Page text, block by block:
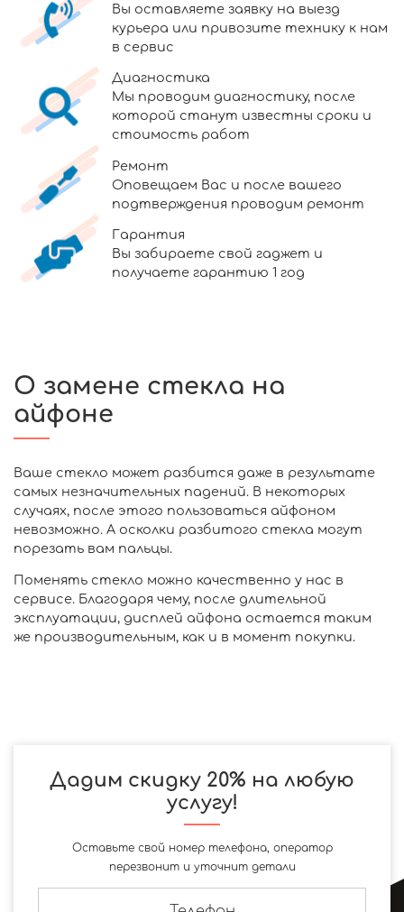
Вы оставляете заявку на выезд
курьера или привозите технику к нам
в сервис
Диагностика
Мы проводим диагностику, после
которой станут известны сроки и
стоимость работ
Ремонт
Оповещаем Вас и после вашего
подтверждения проводим ремонт
Гарантия
Вы забираете свой гаджет и
получаете гарантию 1 год
О замене стекла на
айфоне
Ваше стекло может разбится даже в результате
самых незначительных падений. В некоторых
случаях, после этого пользоваться айфоном
невозможно. А осколки разбитого стекла могут
порезать вам пальцы.
Поменять стекло можно качественно у нас в
сервисе. Благодаря чему, после длительной
эксплуатации, дисплей айфона остается таким
же производительным, как и в момент покупки.
Дадим скидку 20% на любую
услугу!
Оставьте свой номер телефона, оператор
перезвонит и уточнит детали